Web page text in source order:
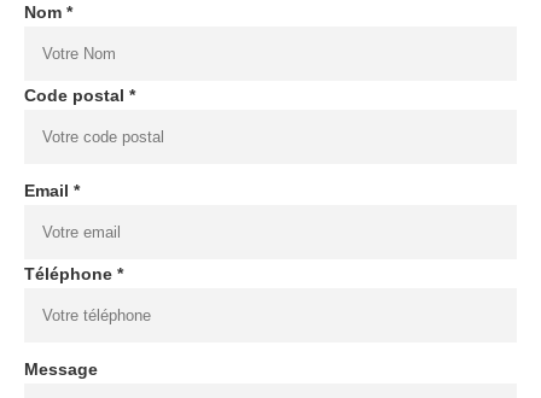
Nom *
Code postal *
Email *
Téléphone *
Message